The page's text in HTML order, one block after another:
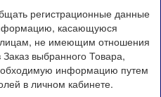
регистрационные данные
касающуюся
не имеющим отношения
выбранного Товара,
информацию путем
в личном кабинете.